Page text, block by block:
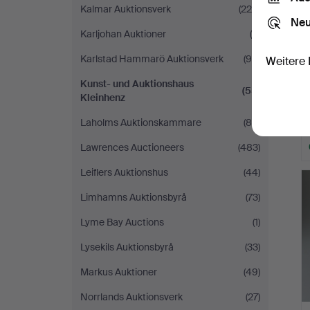
Kalmar Auktionsverk
(225)
Karljohan Auktioner
(5)
Karlstad Hammarö Auktionsverk
(94)
Kunst- und Auktionshaus
Kleinhenz
(55)
Laholms Auktionskammare
(80)
Lawrences Auctioneers
(483)
Leiflers Auktionshus
(44)
Limhamns Auktionsbyrå
(73)
Lyme Bay Auctions
(1)
Lysekils Auktionsbyrå
(33)
Markus Auktioner
(49)
Norrlands Auktionsverk
(27)
Weitere